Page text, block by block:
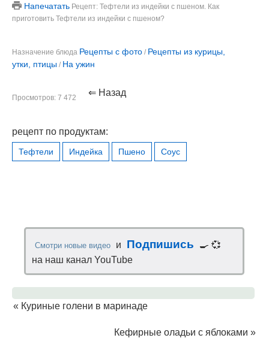
Напечатать Рецепт: Тефтели из индейки с пшеном. Как
приготовить Тефтели из индейки с пшеном?
Назначение блюда Рецепты с фото / Рецепты из курицы,
утки, птицы / На ужин
Просмотров: 7 472 ⇐ Назад
рецепт по продуктам:
Тефтели Индейка Пшено Соус
Смотри новые видео и Подпишись
🍳 💞
на наш канал YouTube
« Куриные голени в маринаде
Кефирные оладьи с яблоками »